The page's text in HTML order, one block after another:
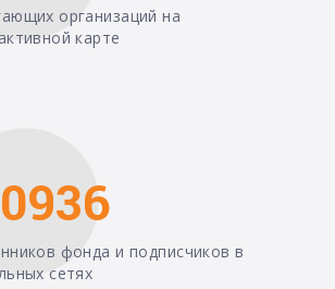
организаций на
карте
фонда и подписчиков в
сетях